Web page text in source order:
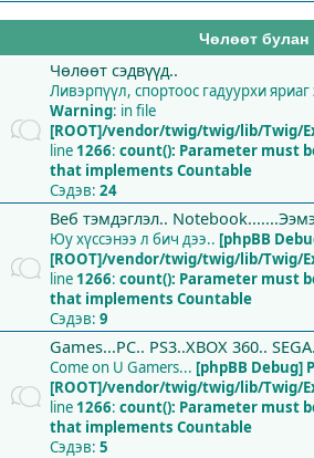
Чөлөөт булан
Чөлөөт сэдвүүд..
Ливэрпүүл, спортоос гадуурхи яриаг
Warning: in file
[ROOT]/vendor/twig/twig/lib/Twig/
line 1266: count(): Parameter must
that implements Countable
Сэдэв: 24
Веб тэмдэглэл..
Юу хүссэнээ л бич дээ.. [phpBB
[ROOT]/vendor/twig/twig/lib/Twig/
line 1266: count(): Parameter must
that implements Countable
Сэдэв: 9
Games...PC.. PS3..XBOX 360..
Come on U Gamers... [phpBB Debug]
[ROOT]/vendor/twig/twig/lib/Twig/
line 1266: count(): Parameter must
that implements Countable
Сэдэв: 5